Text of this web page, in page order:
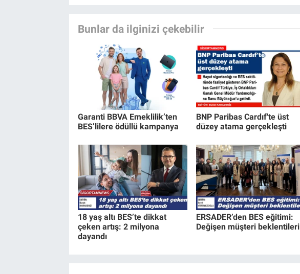
Bunlar da ilginizi çekebilir
Garanti BBVA Emeklilik’ten
BES’lilere ödüllü kampanya
BNP Paribas Cardıf'te üst
düzey atama gerçekleşti
18 yaş altı BES’te dikkat
çeken artış: 2 milyona
dayandı
ERSADER’den BES eğitimi:
Değişen müşteri beklentileri